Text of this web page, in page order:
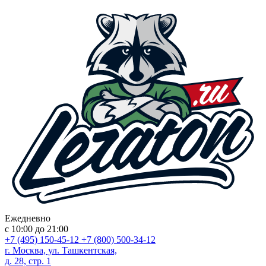
Ежедневно
с 10:00 до 21:00
+7 (495) 150-45-12 +7 (800) 500-34-12
г. Москва, ул. Ташкентская,
д. 28, стр. 1